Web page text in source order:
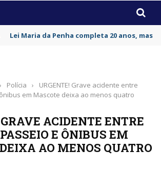
Eleição 2026: Joelan Sobrinho recebe em
› Polícia ›
URGENTE! Grave acidente entre
em Mascote deixa ao menos quatro
ACIDENTE ENTRE
E ÔNIBUS EM
AO MENOS QUATRO